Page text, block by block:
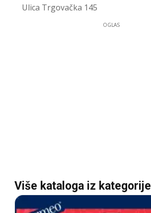
Ulica Trgovačka 145
OGLAS
Više kataloga iz kategorije